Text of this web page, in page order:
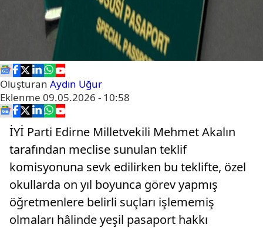
Oluşturan Aydın Uğur
Eklenme 09.05.2026 - 10:58
İYİ Parti Edirne Milletvekili Mehmet Akalın
tarafından meclise sunulan teklif
komisyonuna sevk edilirken bu teklifte, özel
okullarda on yıl boyunca görev yapmış
öğretmenlere belirli suçları işlememiş
olmaları hâlinde yeşil pasaport hakkı